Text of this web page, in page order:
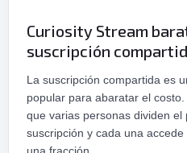
Curiosity Stream
suscripción
La suscripción compartida es
popular para abaratar el
que varias personas dividen el
suscripción y cada una
una fracción.